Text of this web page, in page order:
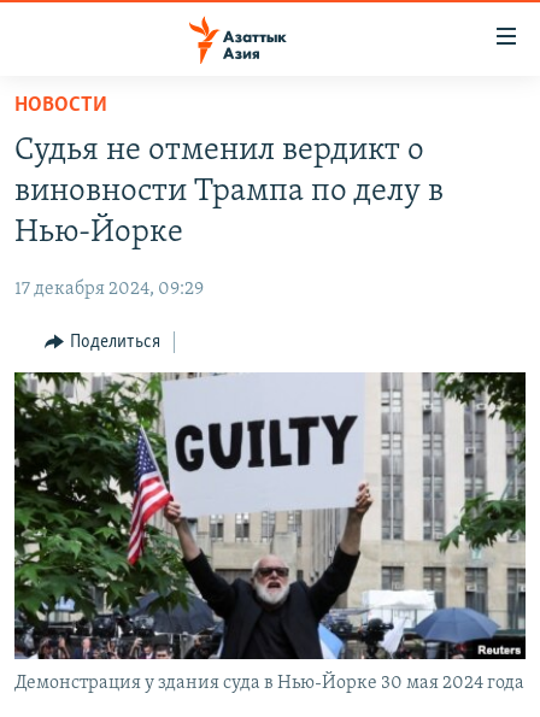
Вернуться
основному
содержанию
Вернутся
главной
навигации
Вернутся
поиску
КЫРГЫЗСТАН
ТАДЖИКИСТАН
НОВОСТИ
ВОЙНА В УКРАИНЕ
ҚАЗАҚША
КЫРГЫЗЧА
ЎЗБЕКЧА
ТОҶИКӢ
TÜRKMENÇE
Все сайты РСЕ/РС
НОВОСТИ
Судья не отменил вердикт о
виновности Трампа по делу в
Нью-Йорке
17 декабря 2024, 09:29
Поделиться
Демонстрация у здания суда в Нью-Йорке 30 мая 2024 года